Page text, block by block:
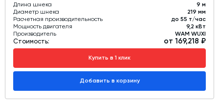
Длина шнека
9 м
Диаметр шнека
219 мм
Расчетная производительность
до 55 т/час
Мощность двигателя
9,2 кВт
Производитель
WAM WUXI
Стоимость: от 169,218 ₽
Купить в 1 клик
Добавить в корзину